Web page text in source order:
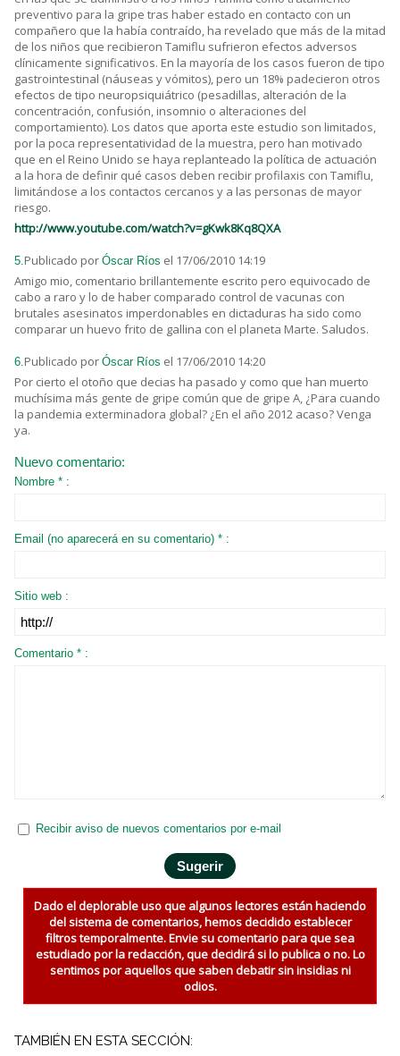
preventivo para la gripe tras haber estado en contacto con un
compañero que la había contraído, ha revelado que más de la mitad
de los niños que recibieron Tamiflu sufrieron efectos adversos
clínicamente significativos. En la mayoría de los casos fueron de tipo
gastrointestinal (náuseas y vómitos), pero un 18% padecieron otros
efectos de tipo neuropsiquiátrico (pesadillas, alteración de la
concentración, confusión, insomnio o alteraciones del
comportamiento). Los datos que aporta este estudio son limitados,
por la poca representatividad de la muestra, pero han motivado
que en el Reino Unido se haya replanteado la política de actuación
a la hora de definir qué casos deben recibir profilaxis con Tamiflu,
limitándose a los contactos cercanos y a las personas de mayor
riesgo.
http://www.youtube.com/watch?v=gKwk8Kq8QXA
5.Publicado por Óscar Ríos el 17/06/2010 14:19
Amigo mio, comentario brillantemente escrito pero equivocado de
cabo a raro y lo de haber comparado control de vacunas con
brutales asesinatos imperdonables en dictaduras ha sido como
comparar un huevo frito de gallina con el planeta Marte. Saludos.
6.Publicado por Óscar Ríos el 17/06/2010 14:20
Por cierto el otoño que decias ha pasado y como que han muerto
muchísima más gente de gripe común que de gripe A, ¿Para cuando
la pandemia exterminadora global? ¿En el año 2012 acaso? Venga
ya.
Nuevo comentario:
Nombre * :
Email (no aparecerá en su comentario) * :
Sitio web :
Comentario * :
Recibir aviso de nuevos comentarios por e-mail
Dado el deplorable uso que algunos lectores están haciendo
del sistema de comentarios, hemos decidido establecer
filtros temporalmente. Envie su comentario para que sea
estudiado por la redacción, que decidirá si lo publica o no. Lo
sentimos por aquellos que saben debatir sin insidias ni
odios.
TAMBIÉN EN ESTA SECCIÓN: